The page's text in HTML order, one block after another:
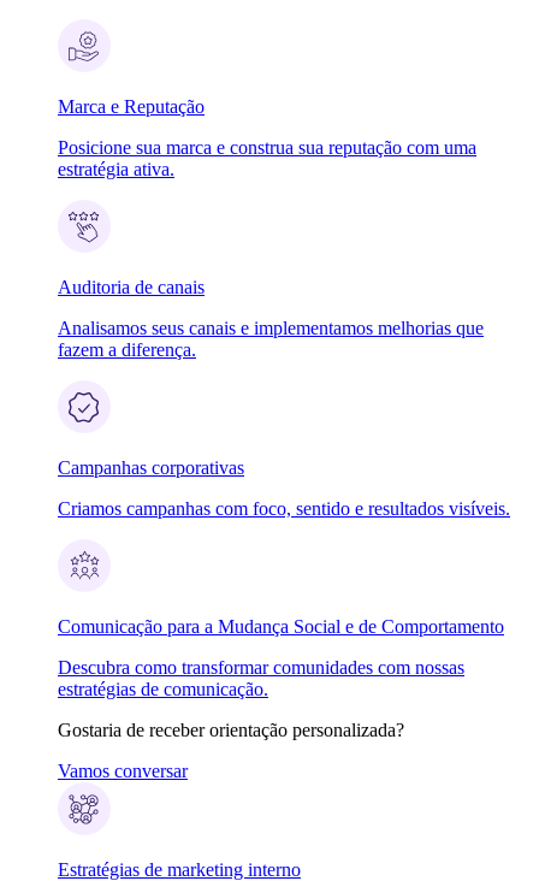
Marca e Reputação
Posicione sua marca e construa sua reputação com uma
estratégia ativa.
Auditoria de canais
Analisamos seus canais e implementamos melhorias que
fazem a diferença.
Campanhas corporativas
Criamos campanhas com foco, sentido e resultados visíveis.
Comunicação para a Mudança Social e de Comportamento
Descubra como transformar comunidades com nossas
estratégias de comunicação.
Gostaria de receber orientação personalizada?
Vamos conversar
Estratégias de marketing interno